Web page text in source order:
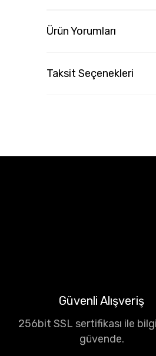
Ürün Yorumları
Taksit Seçenekleri
Güvenli Alışveriş
256bit SSL sertifikası ile
güvende.